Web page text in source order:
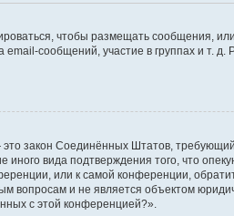
чтобы размещать сообщения,
сообщений, участие в группах и т. д.
закон Соединённых Штатов,
вида подтверждения того, что
или к самой конференции,
вопросам и не является объектом
с этой конференцией?».